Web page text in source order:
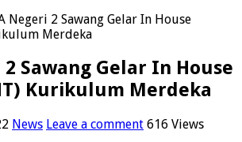
Negeri 2 Sawang Gelar In House
Merdeka
Sawang Gelar In House
Kurikulum Merdeka
News Leave a comment 616 Views